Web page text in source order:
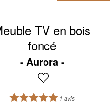
TV en bois
foncé
Aurora
1 avis